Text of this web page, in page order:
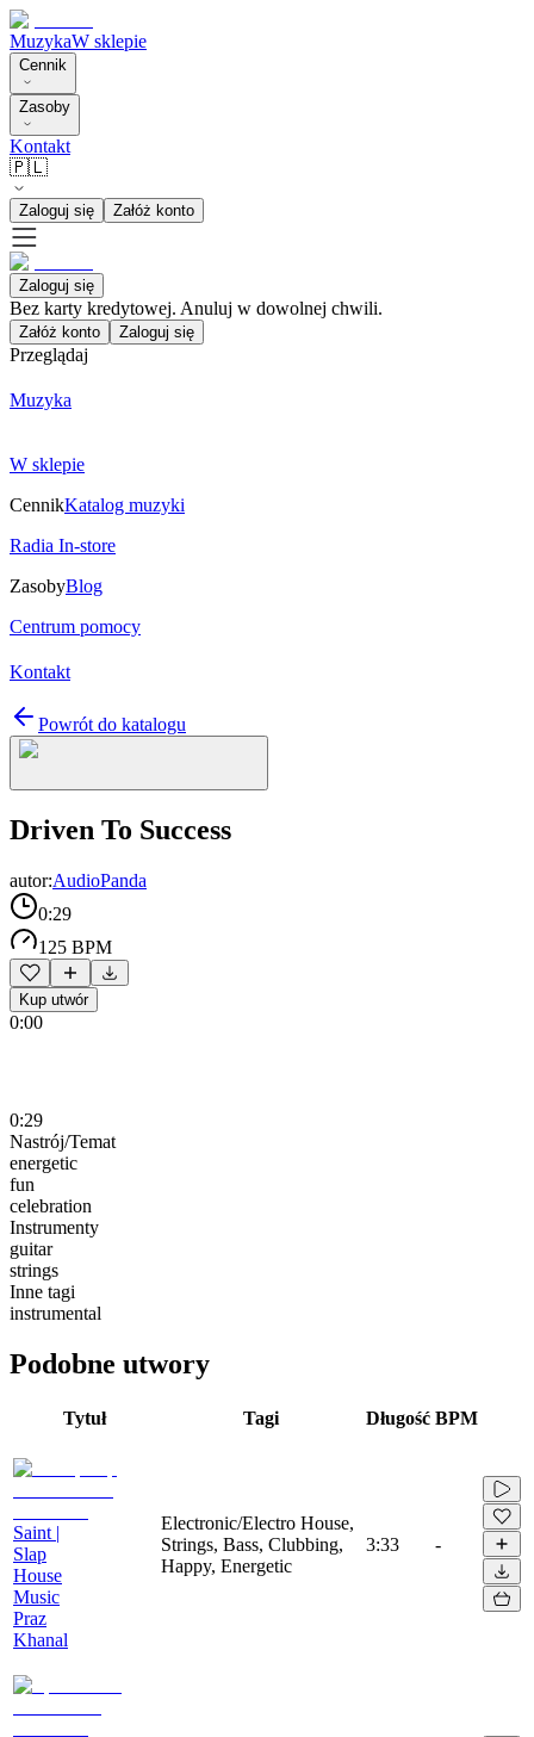
MuzykaW sklepie
Cennik
Zasoby
Kontakt
🇵🇱
Zaloguj się Załóż konto
Zaloguj się
Bez karty kredytowej. Anuluj w dowolnej chwili.
Załóż konto Zaloguj się
Przeglądaj
Muzyka
W sklepie
CennikKatalog muzyki
Radia In-store
ZasobyBlog
Centrum pomocy
Kontakt
Powrót do katalogu
Driven To Success
autor:AudioPanda
0:29
125 BPM
Kup utwór
0:00
0:29
Nastrój/Temat
energetic
fun
celebration
Instrumenty
guitar
strings
Inne tagi
instrumental
Podobne utwory
Tytuł Tagi Długość BPM
Saint |
Slap
House
Music
Praz
Khanal
Electronic/Electro House,
Strings, Bass, Clubbing,
Happy, Energetic
3:33 -